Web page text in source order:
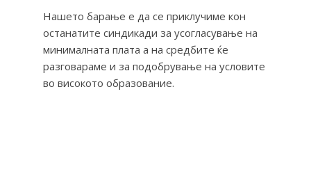
Нашето барање е да се приклучиме кон
останатите синдикади за усогласување на
минималната плата а на средбите ќе
разговараме и за подобрување на условите
во високото образование.